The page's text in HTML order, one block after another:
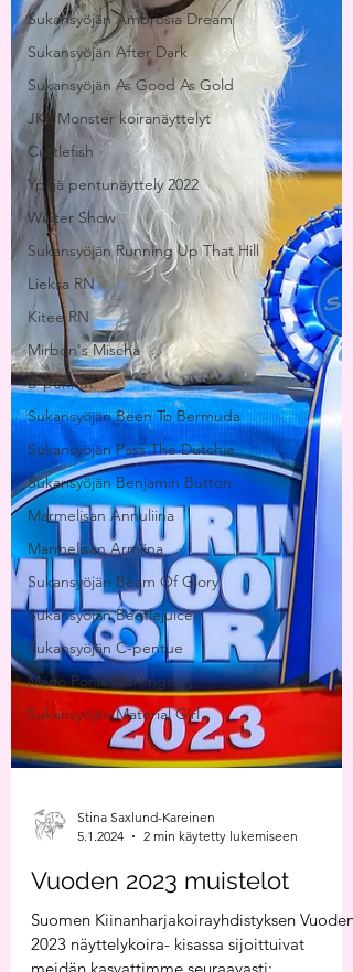
Sukansyöjän Ambrosia Dream
Sukansyöjän After Dark
Sukansyöjän As Good As Gold
JKL Monster koiranäyttelyt
Cuttlefish
Ypäjä pentunäyttely 2022
Winter Show
Sukansyöjän Running Up That Hill
Lieksa RN
Kitee RN
Mirbon's Mischa
B-pennut
Sukansyöjän Been To Bermuda
Sukansyöjän Pass The Dutchie
Sukansyöjän Benjamin Button
Marmelisan Annuliina
Marmelisan Armiina
Sukansyöjän Beam Of Glory
Sukansyöjän Beetlejuice
Sukansyöjän C-pentue
Mano Ponis Morengo
Sukansyöjän Material Girl
Stina Saxlund-Kareinen
5.1.2024
2 min käytetty lukemiseen